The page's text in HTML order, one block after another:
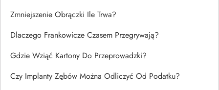
Zmniejszenie Obrączki Ile Trwa?
Dlaczego Frankowicze Czasem Przegrywają?
Gdzie Wziąć Kartony Do Przeprowadzki?
Czy Implanty Zębów Można Odliczyć Od Podatku?